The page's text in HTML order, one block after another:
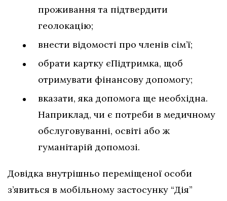
проживання та підтвердити
геолокацію;
внести відомості про членів сім’ї;
обрати картку єПідтримка, щоб
отримувати фінансову допомогу;
вказати, яка допомога ще необхідна.
Наприклад, чи є потреби в медичному
обслуговуванні, освіті або ж
гуманітарій допомозі.
Довідка внутрішньо переміщеної особи
з’явиться в мобільному застосунку “Дія”